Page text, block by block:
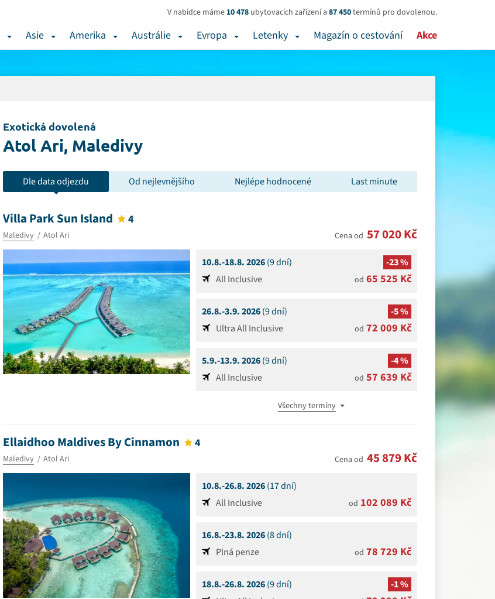
V nabídce máme 10 478 ubytovacích zařízení a 87 450termínů pro dovolenou.
Asie Amerika Austrálie Evropa Letenky Magazín o cestování Akce
Exotická dovolená
Atol Ari, Maledivy
Dle data odjezdu Od nejlevnějšího Nejlépe hodnocené Last minute
Villa Park Sun Island 4
Maledivy Atol Ari Cena od 57 020 Kč
10.8.-18.8. 2026(9 dní)
-23 %
All Inclusive
od 65 525 Kč
26.8.-3.9. 2026(9 dní)
-5 %
Ultra All Inclusive
od 72 009 Kč
5.9.-13.9. 2026(9 dní)
-4 %
All Inclusive
od 57 639 Kč
Všechny termíny
Ellaidhoo Maldives By Cinnamon 4
Maledivy Atol Ari Cena od 45 879 Kč
10.8.-26.8. 2026(17 dní)
All Inclusive
od 102 089 Kč
16.8.-23.8. 2026(8 dní)
Plná penze
od 78 729 Kč
18.8.-26.8. 2026(9 dní)
-1 %